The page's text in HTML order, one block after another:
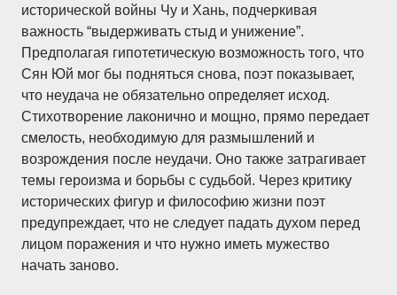
исторической войны Чу и Хань, подчеркивая
важность “выдерживать стыд и унижение”.
Предполагая гипотетическую возможность того, что
Сян Юй мог бы подняться снова, поэт показывает,
что неудача не обязательно определяет исход.
Стихотворение лаконично и мощно, прямо передает
смелость, необходимую для размышлений и
возрождения после неудачи. Оно также затрагивает
темы героизма и борьбы с судьбой. Через критику
исторических фигур и философию жизни поэт
предупреждает, что не следует падать духом перед
лицом поражения и что нужно иметь мужество
начать заново.